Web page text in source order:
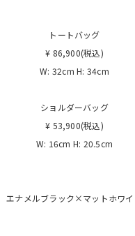
トートバッグ
¥ 86,900(税込)
W: 32cm H: 34cm
ショルダーバッグ
¥ 53,900(税込)
W: 16cm H: 20.5cm
エナメルブラック×マットホワイ